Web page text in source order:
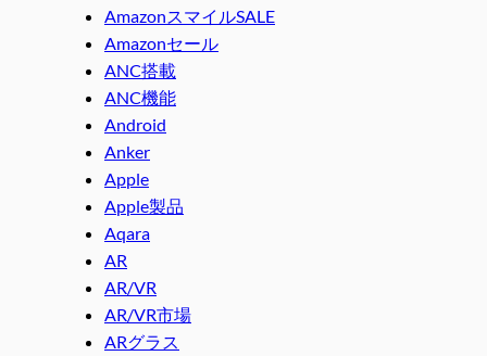
AmazonスマイルSALE
Amazonセール
ANC搭載
ANC機能
Android
Anker
Apple
Apple製品
Aqara
AR
AR/VR
AR/VR市場
ARグラス